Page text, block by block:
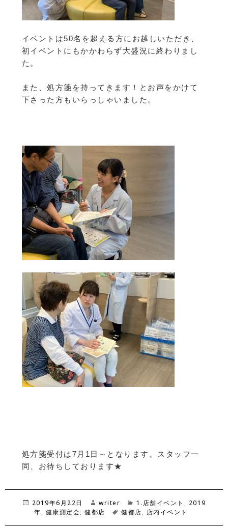
イベントは50名を超える方にお越しいただき、
初イベントにもかかわらず大盛況に終わりまし
た。
また、処方箋を持ってきます！とお声をかけて
下さった方もいらっしゃいました。
処方箋受付は7月1日～となります。スタッフ一
同、お待ちしております★
投
稿
2019年6月22日
作
成
writer
カ
テ
1.店舗イベント , 2019
年, 健康測定会,健都店
タ
健都店, 店内イベント